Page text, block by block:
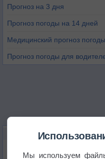
Прогноз на 3 дня
Прогноз погоды на 14 дней
Медицинский прогноз погоды
Прогноз погоды для
НОВОЕ О ПОГОДЕ
Мы используем